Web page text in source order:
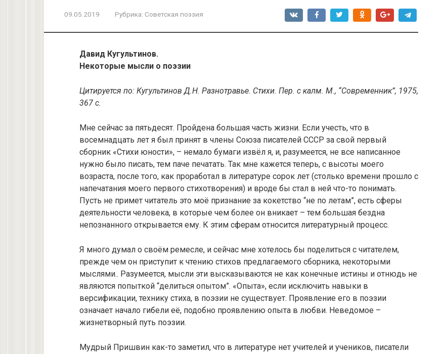
09.05.2019 Рубрика: Советская поэзия
Давид Кугультинов.
Некоторые мысли о поэзии
Цитируется по: Кугультинов Д.Н. Разнотравье. Стихи. Пер. с калм. М., “Современник”, 1975,
367 с.
Мне сейчас за пятьдесят. Пройдена большая часть жизни. Если учесть, что в
восемнадцать лет я был принят в члены Союза писателей СССР за свой первый
сборник «Стихи юности», – немало бумаги извёл я, и, разумеется, не все написанное
нужно было писать, тем паче печатать. Так мне кажется теперь, с высоты моего
возраста, после того, как проработал в литературе сорок лет (столько времени прошло с
напечатания моего первого стихотворения) и вроде бы стал в ней что-то понимать.
Пусть не примет читатель это моё признание за кокетство “не по летам”, есть сферы
деятельности человека, в которые чем более он вникает – тем большая бездна
непознанного открывается ему. К этим сферам относится литературный процесс.
Я много думал о своём ремесле, и сейчас мне хотелось бы поделиться с читателем,
прежде чем он приступит к чтению стихов предлагаемого сборника, некоторыми
мыслями.. Разумеется, мысли эти высказываются не как конечные истины и отнюдь не
являются попыткой “делитьcя опытом”. «Опыта», если исключить навыки в
версификации, технику стиха, в поэзии не существует. Проявление его в поэзии
означает начало гибели её, подобно проявлению опыта в любви. Неведомое –
жизнетворный путь поэзии.
Мудрый Пришвин как-то замeтил, что в литературе нет учителей и учеников, писатели